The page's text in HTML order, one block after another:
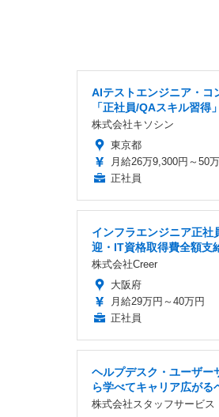
AIテストエンジニア・コ
「正社員/QAスキル習得
株式会社キソシン
東京都
月給26万9,300円～50
正社員
インフラエンジニア正社
迎・IT資格取得費全額支
株式会社Creer
大阪府
月給29万円～40万円
正社員
ヘルプデスク・ユーザー
ら学べてキャリア広がる
株式会社スタッフサービス